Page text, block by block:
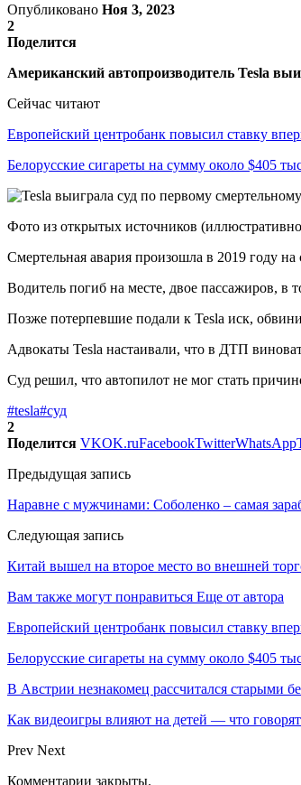
Опубликовано Ноя 3, 2023
2
Поделится
Американский автопроизводитель Tesla
Сейчас читают
Европейский центробанк повысил ставку
Белорусские сигареты на сумму около $405
Фото из открытых источников
Смертельная авария произошла в 2019 году
Водитель погиб на месте, двое пассажиров, в
Позже потерпевшие подали к Tesla иск,
Адвокаты Tesla настаивали, что в ДТП
Суд решил, что автопилот не мог стать
#tesla#суд
2
Поделится VKOK.ruFacebookTwitterWhatsApp
Предыдущая запись
Наравне с мужчинами: Соболенко – самая
Следующая запись
Китай вышел на второе место во внешней
Вам также могут понравиться Еще от автора
Европейский центробанк повысил ставку
Белорусские сигареты на сумму около $405
В Австрии незнакомец рассчитался старыми
Как видеоигры влияют на детей — что
Prev Next
Комментарии закрыты.